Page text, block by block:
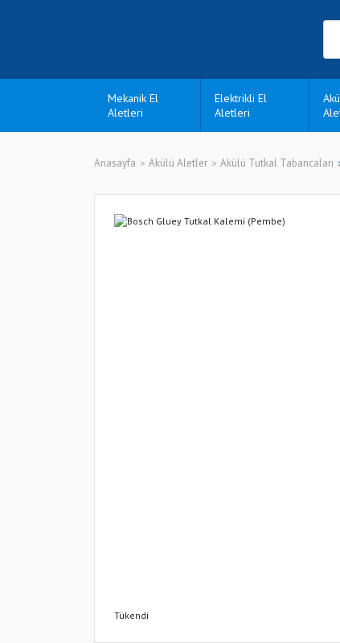
Mekanik El
Aletleri
Elektrikli El
Aletleri
Anasayfa Akülü Aletler Akülü Tutkal Tabancaları
Tükendi